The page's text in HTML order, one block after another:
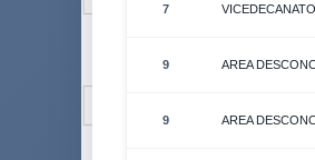
7 VICEDECANATO
9 AREA
9 AREA